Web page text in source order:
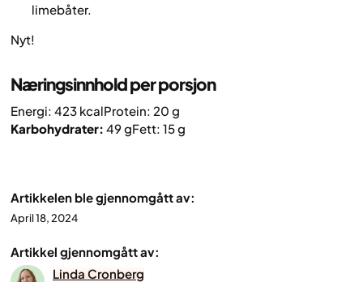
limebåter.
Nyt!
Næringsinnhold per porsjon
Energi: 423 kcalProtein: 20 g
Karbohydrater: 49 gFett: 15 g
Artikkelen ble gjennomgått av:
April 18, 2024
Artikkel gjennomgått av:
Linda Cronberg